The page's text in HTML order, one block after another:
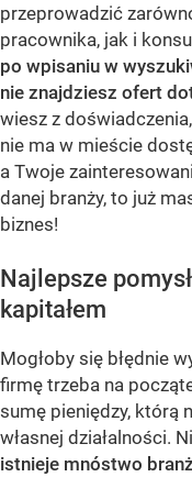
przeprowadzić
pracownika, jak i
po wpisaniu w
nie znajdziesz ofert
wiesz z
nie ma w mieście
a Twoje
danej branży, to już
biznes!
Najlepsze
kapitałem
Mogłoby się błędnie
firmę trzeba na
sumę pieniędzy, którą
własnej działalności.
istnieje mnóstwo